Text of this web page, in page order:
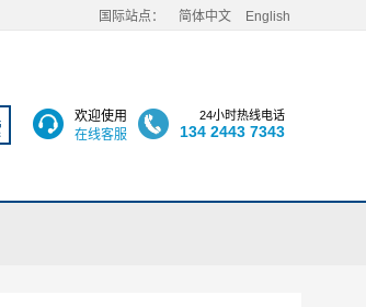
国际站点： 简体中文 English
欢迎使用
在线客服
24小时热线电话
134 2443 7343